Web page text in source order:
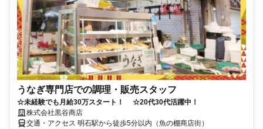
うなぎ専門店での調理・販売スタッフ
☆未経験でも月給30万スタート！ ☆20代30代活躍中！
株式会社黒谷商店
交通・アクセス 明石駅から徒歩5分以内（魚の棚商店街）